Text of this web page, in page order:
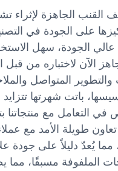
الجاهزة لإثراء
على الجودة في
الجودة، سهل
الآن لاختباره من قبل
باتت شهرتها
في التعامل مع منتجاتنا
طويلة الأمد مع
الملفوفة مسبقًا، مما